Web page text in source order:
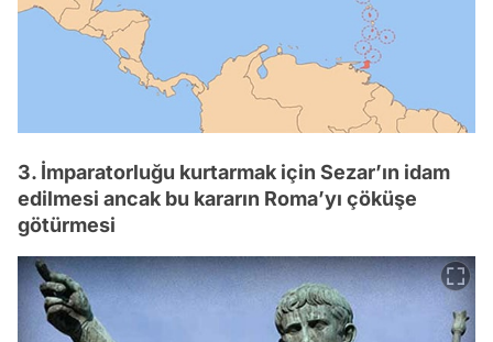
3. İmparatorluğu kurtarmak için Sezar’ın idam
edilmesi ancak bu kararın Roma’yı çöküşe
götürmesi